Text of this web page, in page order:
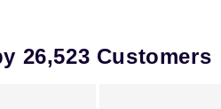
26,523 Customers